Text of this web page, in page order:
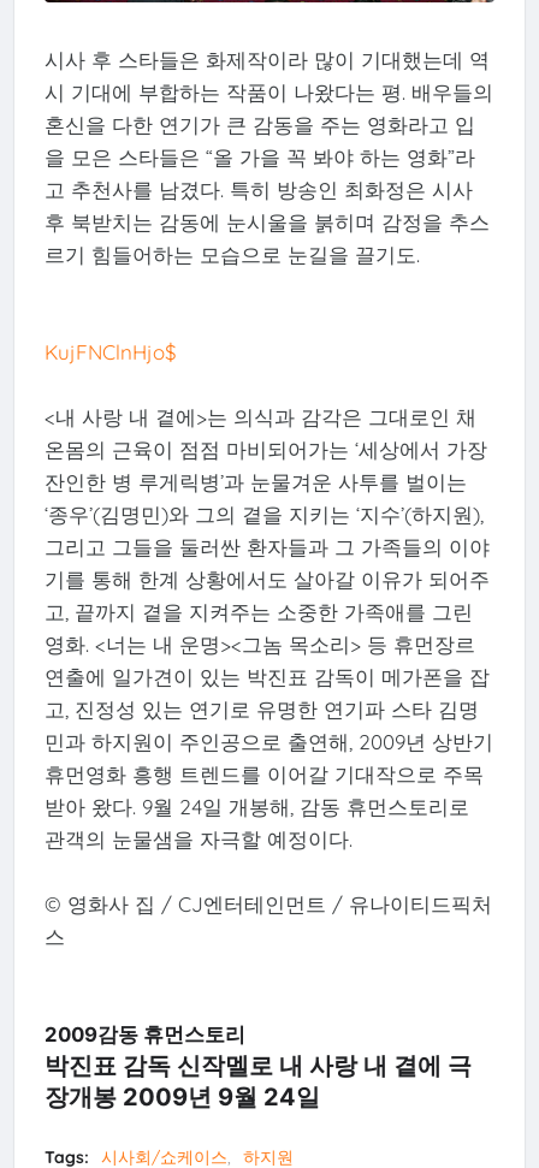
시사 후 스타들은 화제작이라 많이 기대했는데 역
시 기대에 부합하는 작품이 나왔다는 평. 배우들의
혼신을 다한 연기가 큰 감동을 주는 영화라고 입
을 모은 스타들은 “올 가을 꼭 봐야 하는 영화”라
고 추천사를 남겼다. 특히 방송인 최화정은 시사
후 북받치는 감동에 눈시울을 붉히며 감정을 추스
르기 힘들어하는 모습으로 눈길을 끌기도.
KujFNClnHjo$
<내 사랑 내 곁에>는 의식과 감각은 그대로인 채
온몸의 근육이 점점 마비되어가는 ‘세상에서 가장
잔인한 병 루게릭병’과 눈물겨운 사투를 벌이는
‘종우’(김명민)와 그의 곁을 지키는 ‘지수’(하지원),
그리고 그들을 둘러싼 환자들과 그 가족들의 이야
기를 통해 한계 상황에서도 살아갈 이유가 되어주
고, 끝까지 곁을 지켜주는 소중한 가족애를 그린
영화. <너는 내 운명><그놈 목소리> 등 휴먼장르
연출에 일가견이 있는 박진표 감독이 메가폰을 잡
고, 진정성 있는 연기로 유명한 연기파 스타 김명
민과 하지원이 주인공으로 출연해, 2009년 상반기
휴먼영화 흥행 트렌드를 이어갈 기대작으로 주목
받아 왔다. 9월 24일 개봉해, 감동 휴먼스토리로
관객의 눈물샘을 자극할 예정이다.
© 영화사 집 / CJ엔터테인먼트 / 유나이티드픽처
스
2009감동 휴먼스토리
박진표 감독 신작멜로 내 사랑 내 곁에 극
장개봉 2009년 9월 24일
Tags: 시사회/쇼케이스 하지원